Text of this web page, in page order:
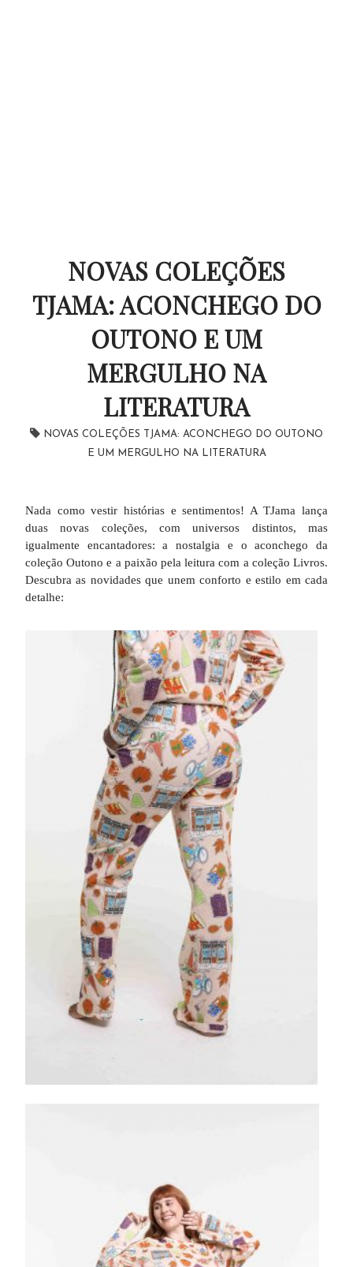
NOVAS COLEÇÕES
TJAMA: ACONCHEGO DO
OUTONO E UM
MERGULHO NA
LITERATURA
NOVAS COLEÇÕES TJAMA: ACONCHEGO DO OUTONO
E UM MERGULHO NA LITERATURA
Nada como vestir histórias e sentimentos! A TJama lança
duas novas coleções, com universos distintos, mas
igualmente encantadores: a nostalgia e o aconchego da
coleção Outono e a paixão pela leitura com a coleção Livros.
Descubra as novidades que unem conforto e estilo em cada
detalhe: